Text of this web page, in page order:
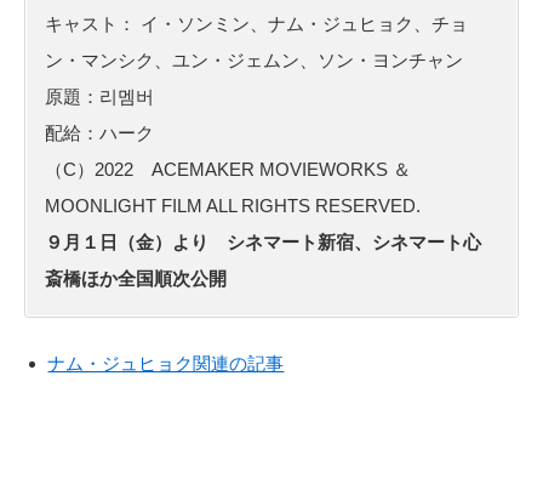
キャスト： イ・ソンミン、ナム・ジュヒョク、チョ
ン・マンシク、ユン・ジェムン、ソン・ヨンチャン
原題：리멤버
配給：ハーク
（C）2022 ACEMAKER MOVIEWORKS ＆
MOONLIGHT FILM ALL RIGHTS RESERVED.
９月１日（金）より シネマート新宿、シネマート心
斎橋ほか全国順次公開
ナム・ジュヒョク関連の記事